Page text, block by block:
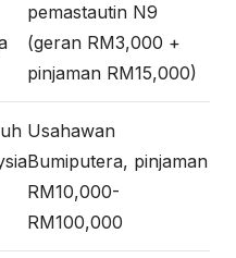
pemastautin N9
(geran RM3,000 +
pinjaman RM15,000)
Usahawan
Bumiputera, pinjaman
RM10,000-
RM100,000